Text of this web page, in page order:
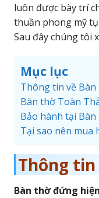
luôn được bày trí
thuần phong mỹ
Sau đây chúng tôi
Mục lục
Thông tin về
Bàn thờ Toàn
Bảo hành tại
Tại sao nên mua
Thông
Bàn thờ đứng